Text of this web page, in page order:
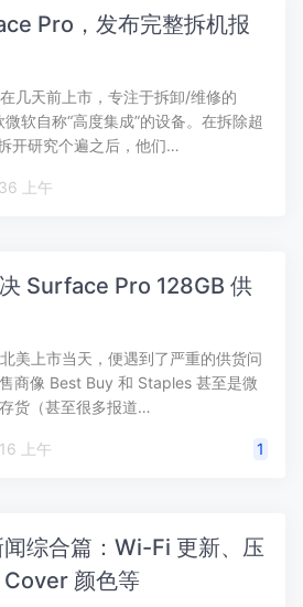
Pro，发布完整拆机报
几天前上市，专注于拆卸/维修的
软自称“高度集成”的设备。在拆除超
开研究个遍之后，他们…
2 月 15 日, 2:36 上午
Surface Pro 128GB 供
美上市当天，便遇到了严重的供货问
商像 Best Buy 和 Staples 甚至是微
货（甚至很多报道…
2 月 13 日, 8:16 上午 1
综合篇：Wi-Fi 更新、压
颜色等